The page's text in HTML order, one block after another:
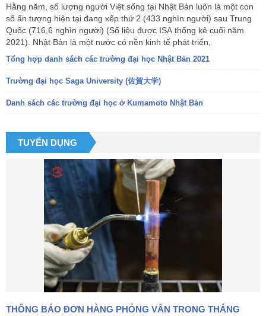
Hằng năm, số lượng người Việt sống tại Nhật Bản luôn là một con
số ấn tượng hiện tại đang xếp thứ 2 (433 nghìn người) sau Trung
Quốc (716,6 nghìn người) (Số liệu được ISA thống kê cuối năm
2021). Nhật Bản là một nước có nền kinh tế phát triển,
Tổng hợp danh sách các trường đại học Nhật Bản 2021
Trường đại học Saga University (佐賀大学)
Danh sách các trường đại học ở Kumamoto Nhật Bản
TUYỂN DỤNG
THÔNG BÁO ĐƠN HÀNG PHỎNG VẤN TRONG THÁNG